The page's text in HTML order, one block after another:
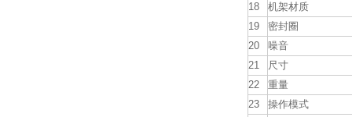
18
机架材质
19
密封圈
20
噪音
21
尺寸
22
重量
23
操作模式